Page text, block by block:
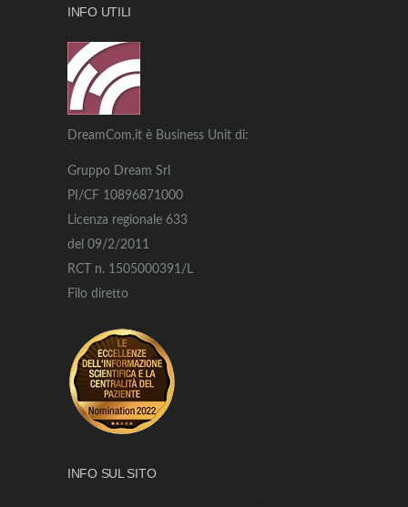
INFO UTILI
DreamCom,it è Business Unit di:
Gruppo Dream Srl
PI/CF 10896871000
Licenza regionale 633
del 09/2/2011
RCT n. 1505000391/L
Filo diretto
INFO SUL SITO